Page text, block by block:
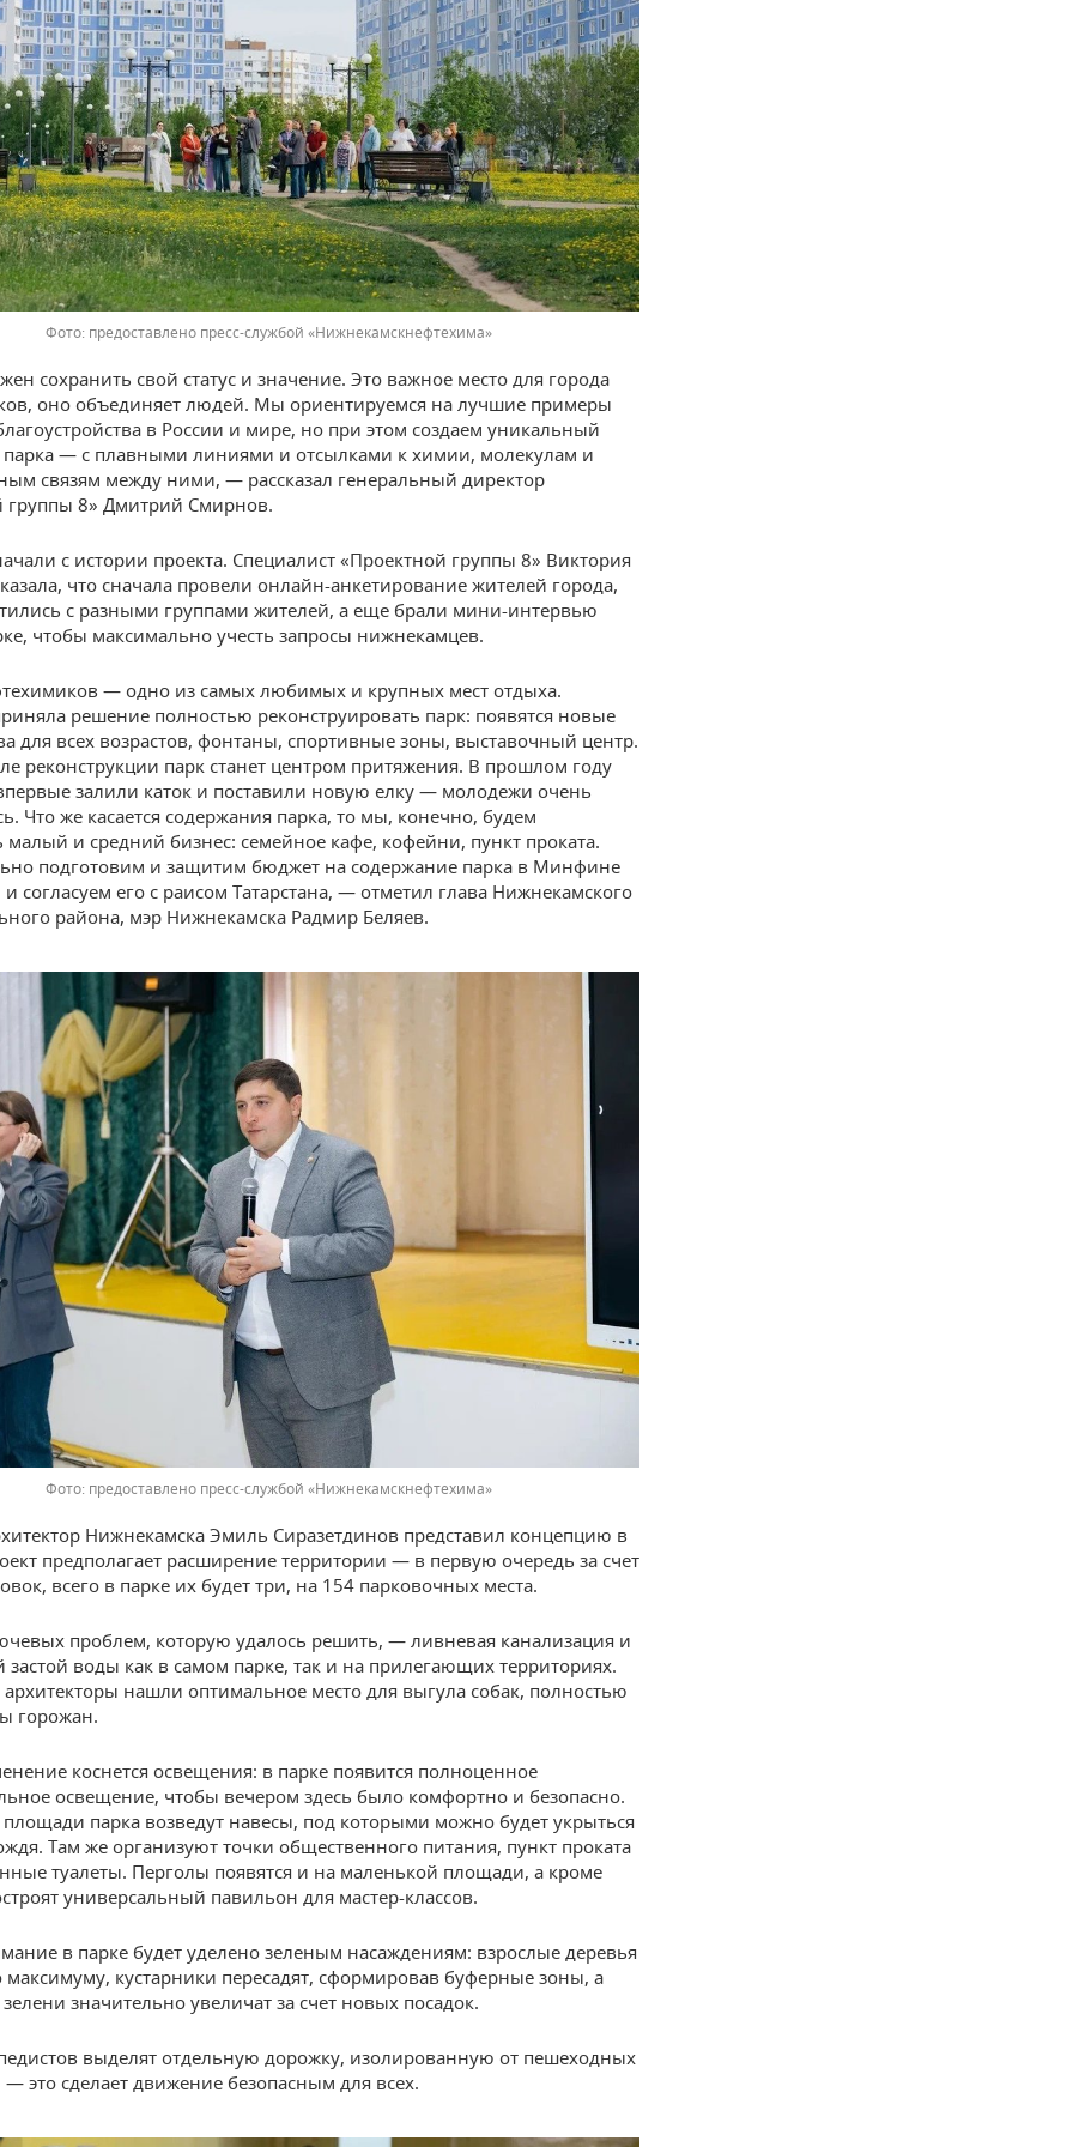
предоставлено пресс-службой «Нижнекамскнефтехима»
сохранить свой статус и значение. Это важное место для города
оно объединяет людей. Мы ориентируемся на лучшие примеры
в России и мире, но при этом создаем уникальный
парка — с плавными линиями и отсылками к химии, молекулам и
связям между ними, — рассказал генеральный директор
группы 8» Дмитрий Смирнов.
с истории проекта. Специалист «Проектной группы 8» Виктория
что сначала провели онлайн-анкетирование жителей города,
с разными группами жителей, а еще брали мини-интервью
чтобы максимально учесть запросы нижнекамцев.
— одно из самых любимых и крупных мест отдыха.
решение полностью реконструировать парк: появятся новые
для всех возрастов, фонтаны, спортивные зоны, выставочный центр.
реконструкции парк станет центром притяжения. В прошлом году
залили каток и поставили новую елку — молодежи очень
Что же касается содержания парка, то мы, конечно, будем
малый и средний бизнес: семейное кафе, кофейни, пункт проката.
подготовим и защитим бюджет на содержание парка в Минфине
согласуем его с раисом Татарстана, — отметил глава Нижнекамского
района, мэр Нижнекамска Радмир Беляев.
предоставлено пресс-службой «Нижнекамскнефтехима»
Нижнекамска Эмиль Сиразетдинов представил концепцию в
предполагает расширение территории — в первую очередь за счет
всего в парке их будет три, на 154 парковочных места.
проблем, которую удалось решить, — ливневая канализация и
застой воды как в самом парке, так и на прилегающих территориях.
архитекторы нашли оптимальное место для выгула собак, полностью
горожан.
коснется освещения: в парке появится полноценное
освещение, чтобы вечером здесь было комфортно и безопасно.
парка возведут навесы, под которыми можно будет укрыться
Там же организуют точки общественного питания, пункт проката
туалеты. Перголы появятся и на маленькой площади, а кроме
универсальный павильон для мастер-классов.
в парке будет уделено зеленым насаждениям: взрослые деревья
максимуму, кустарники пересадят, сформировав буферные зоны, а
значительно увеличат за счет новых посадок.
выделят отдельную дорожку, изолированную от пешеходных
это сделает движение безопасным для всех.